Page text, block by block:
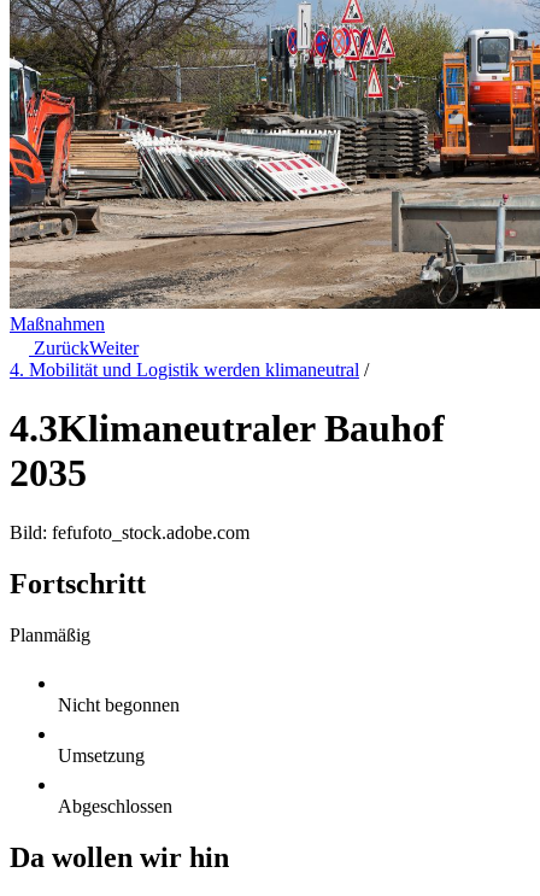
Maßnahmen
ZurückWeiter
4. Mobilität und Logistik werden klimaneutral /
4.3Klimaneutraler Bauhof
2035
Bild: fefufoto_stock.adobe.com
Fortschritt
Planmäßig
Nicht begonnen
Umsetzung
Abgeschlossen
Da wollen wir hin